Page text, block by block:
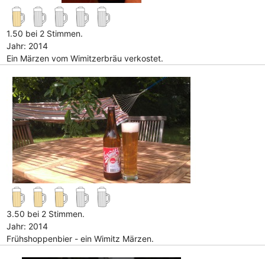
1.50 bei 2 Stimmen.
Jahr: 2014
Ein Märzen vom Wimitzerbräu verkostet.
3.50 bei 2 Stimmen.
Jahr: 2014
Frühshoppenbier - ein Wimitz Märzen.